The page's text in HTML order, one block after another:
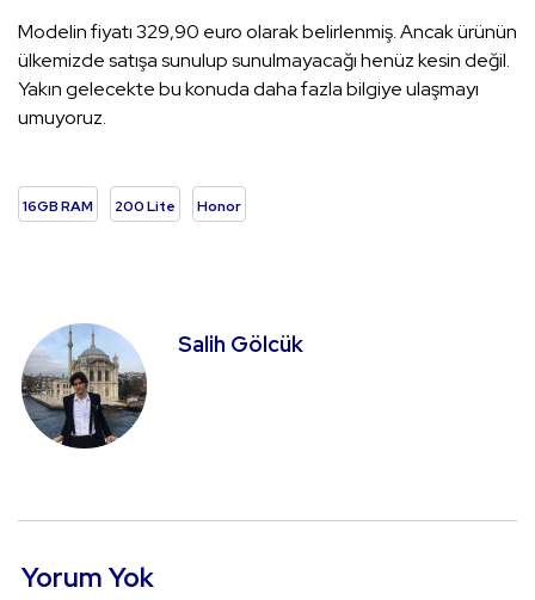
Modelin fiyatı 329,90 euro olarak belirlenmiş. Ancak ürünün
ülkemizde satışa sunulup sunulmayacağı henüz kesin değil.
Yakın gelecekte bu konuda daha fazla bilgiye ulaşmayı
umuyoruz.
16GB RAM 200 Lite Honor
Salih Gölcük
Yorum Yok